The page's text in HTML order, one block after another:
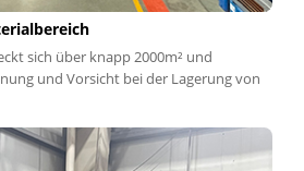
sich über knapp 2000m² und
und Vorsicht bei der Lagerung von